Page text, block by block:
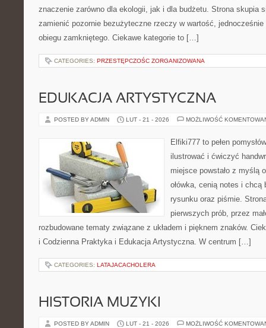
znaczenie zarówno dla ekologii, jak i dla budżetu. Strona skupia
zamienić pozornie bezużyteczne rzeczy w wartość, jednocześnie
obiegu zamkniętego. Ciekawe kategorie to […]
CATEGORIES: PRZESTĘPCZOŚC ZORGANIZOWANA
EDUKACJA ARTYSTYCZNA
POSTED BY ADMIN LUT - 21 - 2026 MOŻLIWOŚĆ
Elfiki777 to pełen
ilustrować i ćwiczyć
miejsce powstało z myślą
ołówka, cenią notes i chcą
rysunku oraz piśmie.
pierwszych prób, przez
rozbudowane tematy związane z układem i pięknem znaków.
i Codzienna Praktyka i Edukacja Artystyczna. W centrum […]
CATEGORIES: LATAJACACHOLERA
HISTORIA MUZYKI
POSTED BY ADMIN LUT - 21 - 2026 MOŻLIWOŚĆ